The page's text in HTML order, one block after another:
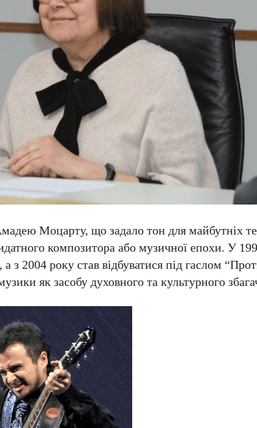
Моцарту, що задало тон для майбутніх
композитора або музичної епохи. У
з 2004 року став відбуватися під гаслом
як засобу духовного та культурного